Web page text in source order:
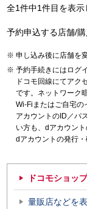
全1件中1件目を表
予約申込する店舗/
申し込み後に店舗を
予約手続きにはログ
ドコモ回線にてアク
です。ネットワーク
Wi-Fiまたはご自宅の
アカウントのID／パ
い方も、dアカウント
dアカウントの発行・
ドコモショッ
量販店などを